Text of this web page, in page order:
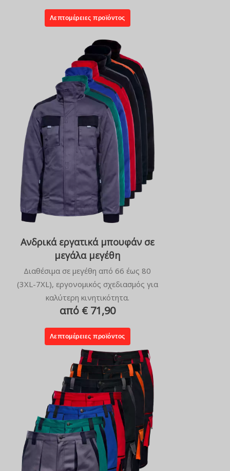
Λεπτομέρειες προϊόντος
Ανδρικά εργατικά μπουφάν σε
μεγάλα μεγέθη
Διαθέσιμα σε μεγέθη από 66 έως 80
(3XL-7XL), εργονομικός σχεδιασμός για
καλύτερη κινητικότητα.
από € 71,90
Λεπτομέρειες προϊόντος